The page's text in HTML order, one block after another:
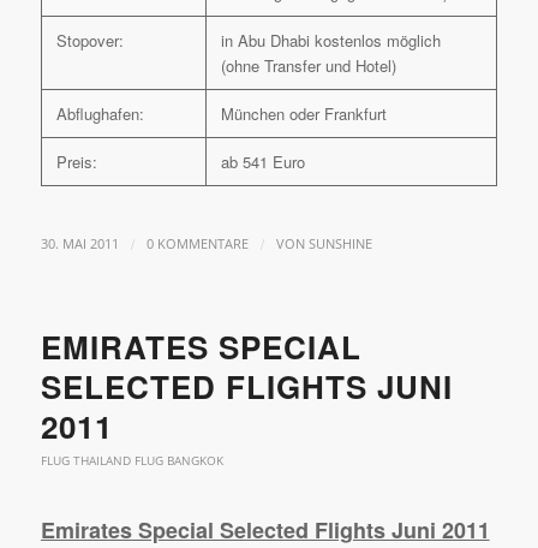
Stopover:
in Abu Dhabi kostenlos möglich
(ohne Transfer und Hotel)
Abflughafen: München oder Frankfurt
Preis: ab 541 Euro
30. MAI 2011 / 0 KOMMENTARE / VON SUNSHINE
EMIRATES SPECIAL
SELECTED FLIGHTS JUNI
2011
FLUG THAILAND FLUG BANGKOK
Emirates Special Selected Flights Juni 2011